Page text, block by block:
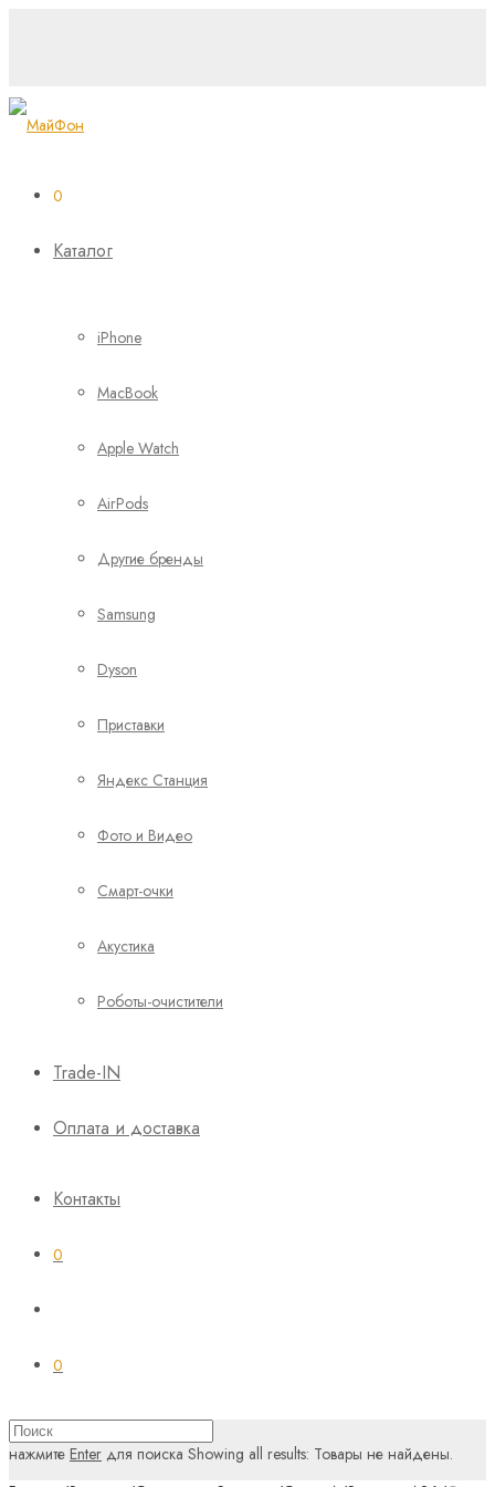
0
Каталог
iPhone
MacBook
Apple Watch
AirPods
Другие бренды
Samsung
Dyson
Приставки
Яндекс Станция
Фото и Видео
Смарт-очки
Акустика
Роботы-очистители
Trade-IN
Оплата и доставка
Контакты
0
0
нажмите Enter для поиска Showing all results: Товары не найдены.